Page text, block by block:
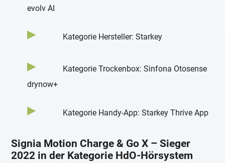
evolv AI
Kategorie Hersteller: Starkey
Kategorie Trockenbox: Sinfona Otosense
drynow+
Kategorie Handy-App: Starkey Thrive App
Signia Motion Charge & Go X – Sieger
2022 in der Kategorie HdO-Hörsystem